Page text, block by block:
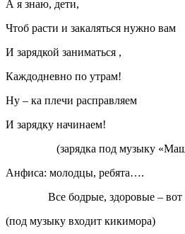
А я знаю, дети,
Чтоб расти и закаляться нужно вам
И зарядкой заниматься ,
Каждодневно по утрам!
Ну – ка плечи расправляем
И зарядку начинаем!
(зарядка под музыку «Маша
Анфиса: молодцы, ребята….
Все бодрые, здоровые – вот
(под музыку входит кикимора)